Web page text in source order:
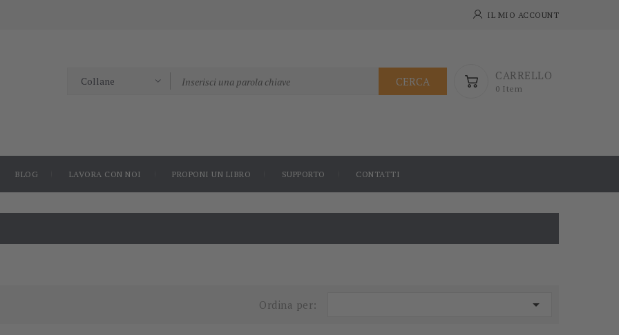
IL MIO ACCOUNT
CARRELLO
0 Item
CERCA
BLOG LAVORA CON NOI PROPONI UN LIBRO SUPPORTO CONTATTI
Ordina per: 